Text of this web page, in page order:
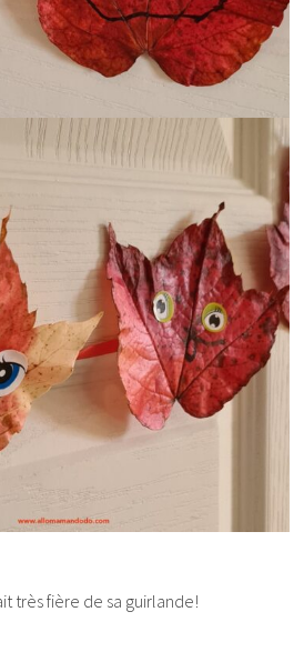
très fière de sa guirlande!